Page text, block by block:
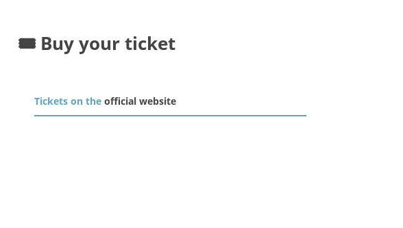
🎟️ Buy your ticket
Tickets on the official website